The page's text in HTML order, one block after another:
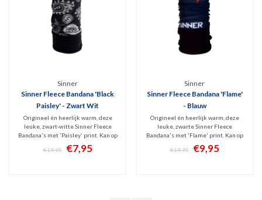
Sinner
Sinner Fleece Bandana 'Black
Paisley' - Zwart Wit
Origineel én heerlijk warm, deze
leuke, zwart-witte Sinner Fleece
Bandana's met 'Paisley' print. Kan op
verschillende manieren gedragen
worden. Geschikt voor vele
€19,95 €7,95
Sinner
Sinner Fleece Bandana 'Flame'
- Blauw
Origineel én heerlijk warm, deze
leuke, zwarte Sinner Fleece
Bandana's met 'Flame' print. Kan op
verschillende manieren gedragen
worden. Geschikt voor vele
€19,95 €9,95